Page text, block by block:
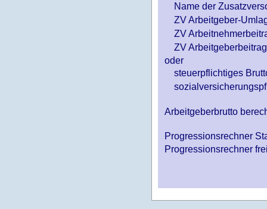
Name der
ZV Arbeitgeber-
ZV
ZV
oder
steuerpflichtiges
Arbeitgeberbrutto
Progressionsrechner
Progressionsrechner